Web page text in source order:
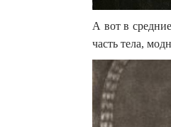
А вот в
часть тела,